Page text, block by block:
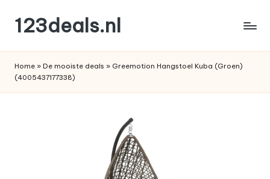
de
inhoud
123deals.nl
deals
Home » De mooiste deals » Greemotion Hangstoel Kuba (Groen)
(4005437177338)